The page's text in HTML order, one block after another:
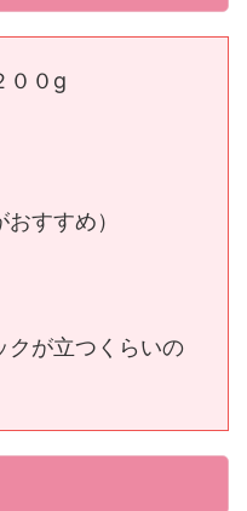
００g
すすめ）
クが立つくらいの